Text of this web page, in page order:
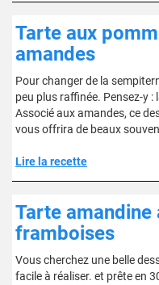
Tarte aux
amandes
Pour changer de la
peu plus raffinée. Pensez-y
Associé aux amandes, ce
vous offrira de beaux
Lire la recette
Tarte amandine
framboises
Vous cherchez une belle
facile à réaliser. et prête en